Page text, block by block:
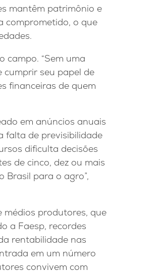
mantêm patrimônio e
comprometido, o que
campo. “Sem uma
cumprir seu papel de
financeiras de quem
em anúncios anuais
falta de previsibilidade
dificulta decisões
de cinco, dez ou mais
Brasil para o agro”,
produtores, que
a Faesp, recordes
rentabilidade nas
em um número
convivem com